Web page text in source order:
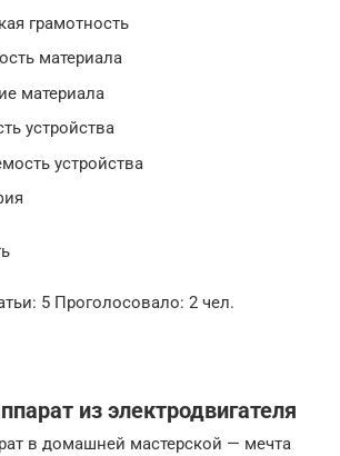
грамотность
материала
материала
устройства
устройства
5 Проголосовало: 2 чел.
из электродвигателя
в домашней мастерской — мечта